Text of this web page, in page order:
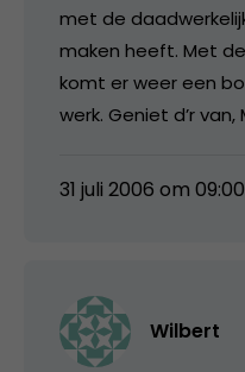
met de
maken heeft. Met
komt er weer een
werk. Geniet d’r van,
31 juli 2006 om 09:00
Wilbert